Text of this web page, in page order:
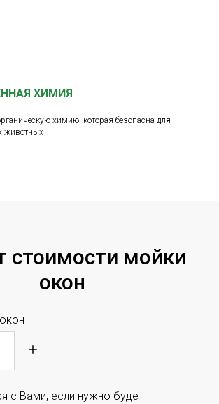
ХИМИЯ
химию, которая безопасна для
животных
стоимости мойки
окон
с Вами, если нужно будет